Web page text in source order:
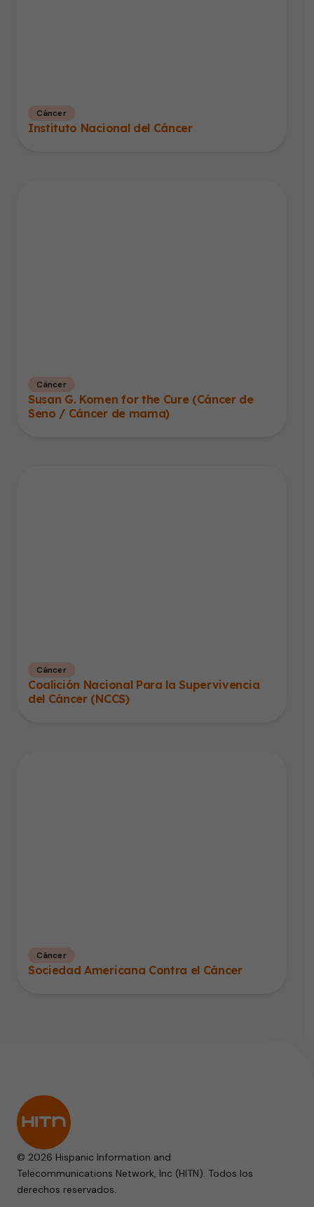
Cáncer
Instituto Nacional del Cáncer
Cáncer
Susan G. Komen for the Cure (Cáncer de
Seno / Cáncer de mama)
Cáncer
Coalición Nacional Para la Supervivencia
del Cáncer (NCCS)
Cáncer
Sociedad Americana Contra el Cáncer
© 2026 Hispanic Information and
Telecommunications Network, Inc (HITN). Todos los
derechos reservados.